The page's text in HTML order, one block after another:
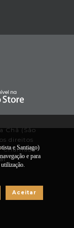
Chã (São
direitos
Chamada
e Santiago)
e para
Aceitar